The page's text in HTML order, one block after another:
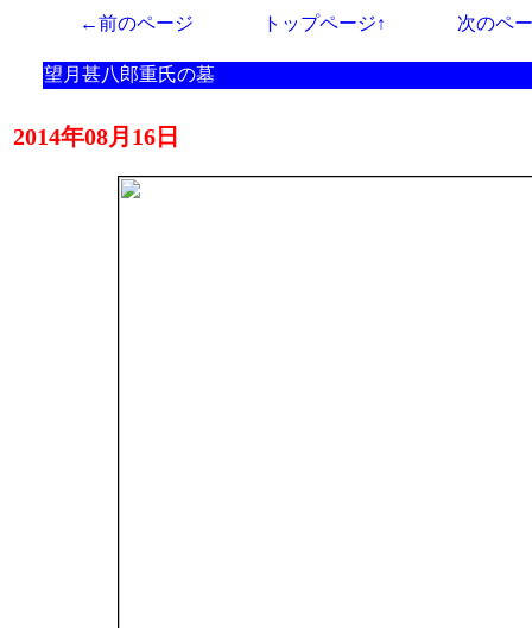
←前のページ トップページ↑ 次のペ
望月甚八郎重氏の墓
2014年08月16日